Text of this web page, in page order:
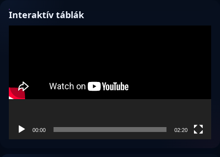
Interaktív táblák
00:00 02:20